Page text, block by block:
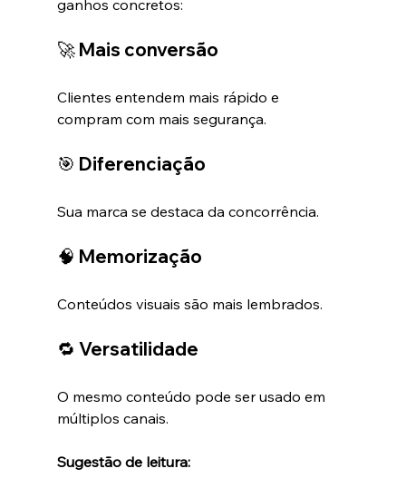
ganhos concretos:
🚀 Mais conversão
Clientes entendem mais rápido e
compram com mais segurança.
🎯 Diferenciação
Sua marca se destaca da concorrência.
🧠 Memorização
Conteúdos visuais são mais lembrados.
🔁 Versatilidade
O mesmo conteúdo pode ser usado em
múltiplos canais.
Sugestão de leitura: